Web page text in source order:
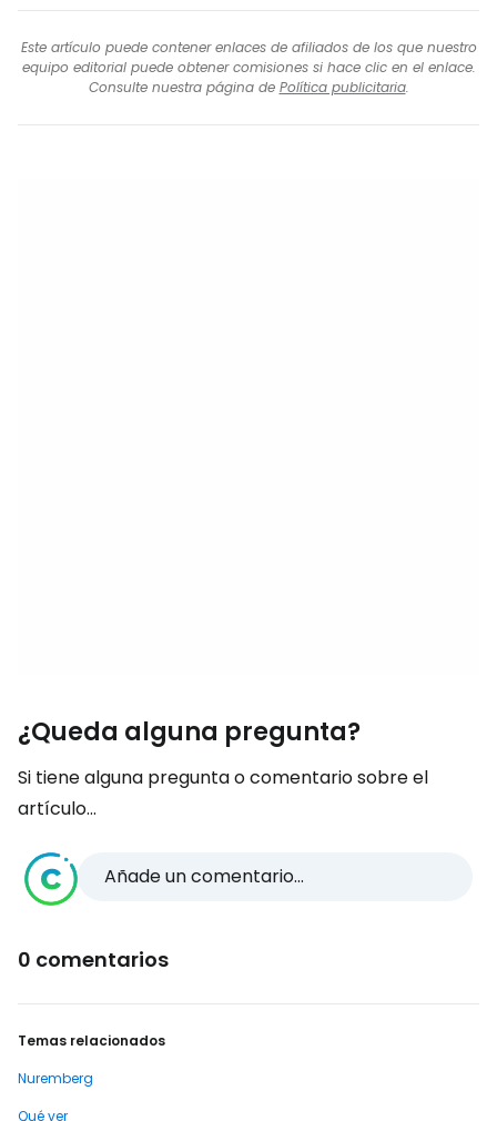
Este artículo puede contener enlaces de afiliados de los que nuestro
equipo editorial puede obtener comisiones si hace clic en el enlace.
Consulte nuestra página de Política publicitaria.
¿Queda alguna pregunta?
Si tiene alguna pregunta o comentario sobre el
artículo...
Añade un comentario...
0 comentarios
Temas relacionados
Nuremberg
Qué ver